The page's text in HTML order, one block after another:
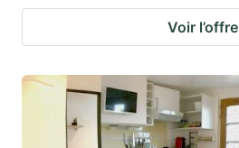
Voir l’offre